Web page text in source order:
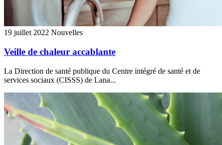
19 juillet 2022 Nouvelles
Veille de chaleur accablante
La Direction de santé publique du Centre intégré de santé et de
services sociaux (CISSS) de Lana...